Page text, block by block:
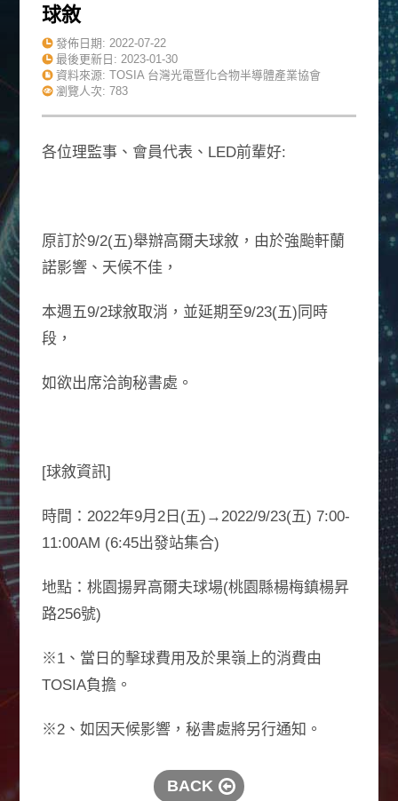
球敘
發佈日期:2022-07-22
最後更新日:2023-01-30
資料來源: TOSIA 台灣光電暨化合物半導體產業協會
瀏覽人次: 783
各位理監事、會員代表、LED前輩好:
原訂於9/2(五)舉辦高爾夫球敘，由於強颱軒蘭
諾影響、天候不佳，
本週五9/2球敘取消，並延期至9/23(五)同時
段，
如欲出席洽詢秘書處。
[球敘資訊]
時間：2022年9月2日(五)→2022/9/23(五) 7:00-
11:00AM (6:45出發站集合)
地點：桃園揚昇高爾夫球場(桃園縣楊梅鎮楊昇
路256號)
※1、當日的擊球費用及於果嶺上的消費由
TOSIA負擔。
※2、如因天候影響，秘書處將另行通知。
BACK